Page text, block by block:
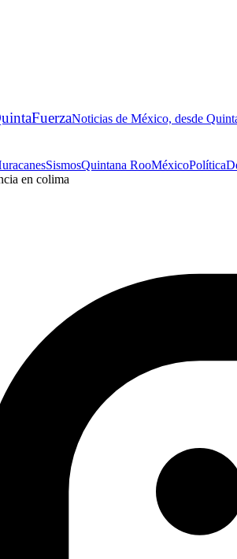
FuerzaNoticias de México, desde
SismosQuintana RooMéxicoPolítica
en colima